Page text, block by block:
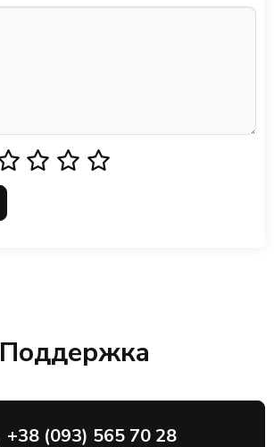
Поддержка
+38 (093) 565 70 28